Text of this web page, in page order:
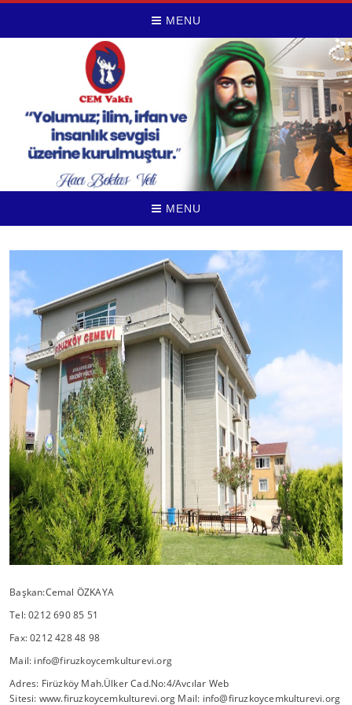
MENU
MENU
Başkan:Cemal ÖZKAYA
Tel: 0212 690 85 51
Fax: 0212 428 48 98
Mail: info@firuzkoycemkulturevi.org
Adres: Firüzköy Mah.Ülker Cad.No:4/Avcılar Web
Sitesi: www.firuzkoycemkulturevi.org Mail: info@firuzkoycemkulturevi.org